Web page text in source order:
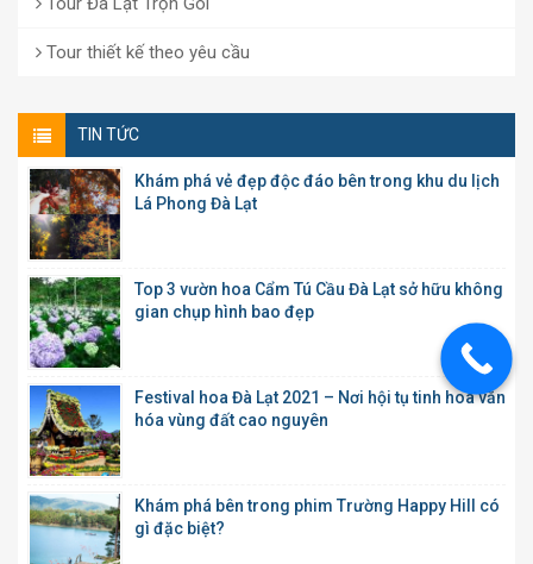
Tour thiết kế theo yêu cầu
TIN TỨC
Khám phá vẻ đẹp độc đáo bên trong khu du lịch
Lá Phong Đà Lạt
Top 3 vườn hoa Cẩm Tú Cầu Đà Lạt sở hữu không
gian chụp hình bao đẹp
Festival hoa Đà Lạt 2021 – Nơi hội tụ tinh hoa văn
hóa vùng đất cao nguyên
Khám phá bên trong phim Trường Happy Hill có
gì đặc biệt?